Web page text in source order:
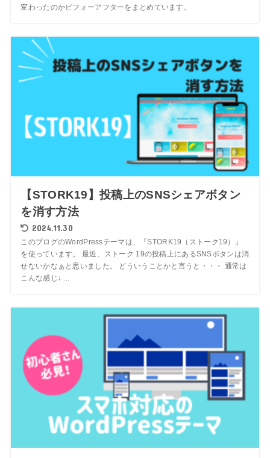
変わったのかビフォーアフターをまとめています。
【STORK19】投稿上のSNSシェアボタン
を消す方法
2024.11.30
このブログのWordPressテーマは、『STORK19（ストーク19）』
を使っています。 最近、ストーク 19の投稿上にあるSNSボタンは消
せないかなぁと思いました。 どういうことかと言うと・・・ 通常は
こんな感じ↓ ...